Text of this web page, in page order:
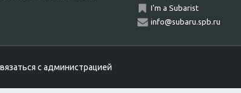
I'm a Subarist
info@subaru.spb.ru
с администрацией